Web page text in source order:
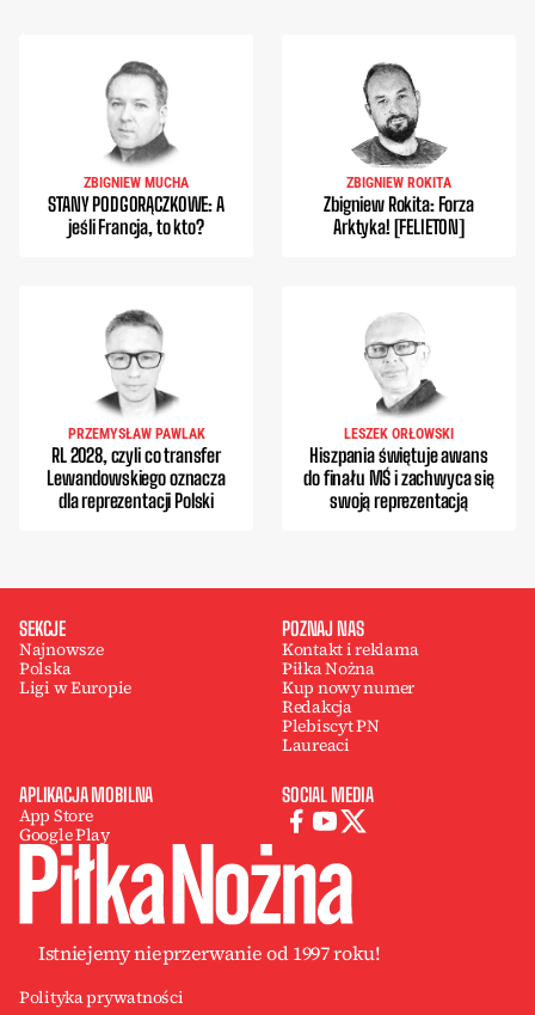
ZBIGNIEW MUCHA
STANY PODGORĄCZKOWE: A
jeśli Francja, to kto?
ZBIGNIEW ROKITA
Zbigniew Rokita: Forza
Arktyka! [FELIETON]
PRZEMYSŁAW PAWLAK
RL 2028, czyli co transfer
Lewandowskiego oznacza
dla reprezentacji Polski
LESZEK ORŁOWSKI
Hiszpania świętuje awans
do finału MŚ i zachwyca się
swoją reprezentacją
SEKCJE
Najnowsze
Polska
Ligi w Europie
POZNAJ NAS
Kontakt i reklama
Piłka Nożna
Kup nowy numer
Redakcja
Plebiscyt PN
Laureaci
APLIKACJA MOBILNA
App Store
Google Play
SOCIAL MEDIA
Istniejemy nieprzerwanie od 1997 roku!
Polityka prywatności